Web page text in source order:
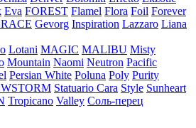
Eva FOREST Flamel Flora Foil Forever
Gevorg Inspiration Lazzaro Liana
Lotani MAGIC MALIBU Misty
Mountain Naomi Neutron Pacific
Persian White Poluna Poly Purity
Statuario Cara Style Sunheart
Tropicano Valley Соль-перец